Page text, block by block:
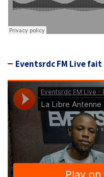
Eventsrdc FM Live fait